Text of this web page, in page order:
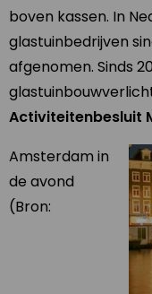
boven kassen. In
glastuinbedrijven
afgenomen. Sinds
Activiteitenbesluit
Amsterdam in
de avond
(Bron: